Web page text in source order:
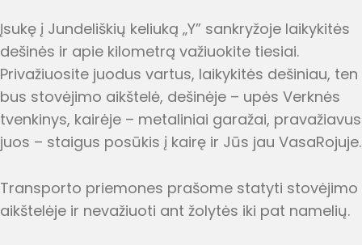
Įsukę į Jundeliškių keliuką „Y” sankryžoje laikykitės
dešinės ir apie kilometrą važiuokite tiesiai.
Privažiuosite juodus vartus, laikykitės dešiniau, ten
bus stovėjimo aikštelė, dešinėje – upės Verknės
tvenkinys, kairėje – metaliniai garažai, pravažiavus
juos – staigus posūkis į kairę ir Jūs jau VasaRojuje.
Transporto priemones prašome statyti stovėjimo
aikštelėje ir nevažiuoti ant žolytės iki pat namelių.